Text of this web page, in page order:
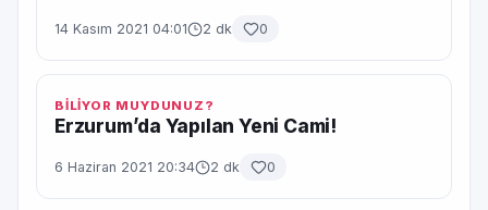
14 Kasım 2021 04:01 2 dk 0
BİLİYOR MUYDUNUZ?
Erzurum’da Yapılan Yeni Cami!
6 Haziran 2021 20:34 2 dk 0